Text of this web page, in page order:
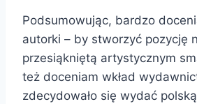
Podsumowując, bardzo
autorki – by stworzyć pozycję
przesiąkniętą artystycznym
też doceniam wkład
zdecydowało się wydać